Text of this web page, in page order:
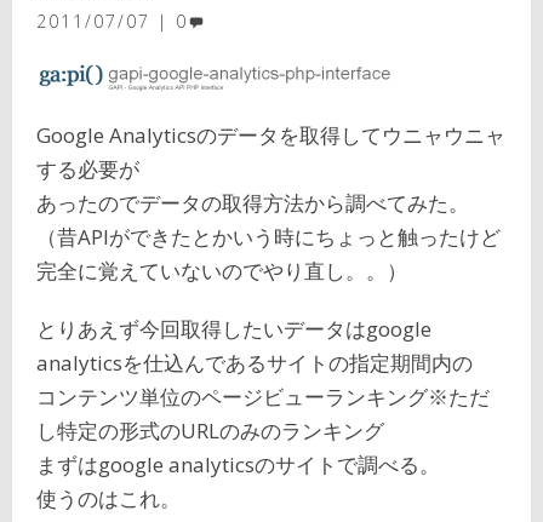
2011/07/07
0
Google Analyticsのデータを取得してウニャウニャ
する必要が
あったのでデータの取得方法から調べてみた。
（昔APIができたとかいう時にちょっと触ったけど
完全に覚えていないのでやり直し。。）
とりあえず今回取得したいデータはgoogle
analyticsを仕込んであるサイトの指定期間内の
コンテンツ単位のページビューランキング※ただ
し特定の形式のURLのみのランキング
まずはgoogle analyticsのサイトで調べる。
使うのはこれ。